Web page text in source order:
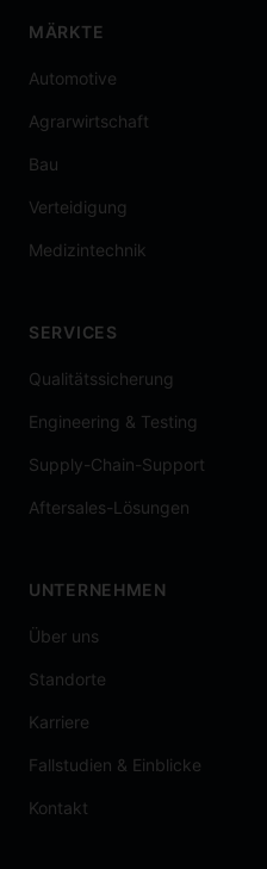
MÄRKTE
Automotive
Agrarwirtschaft
Bau
Verteidigung
Medizintechnik
SERVICES
Qualitätssicherung
Engineering & Testing
Supply-Chain-Support
Aftersales-Lösungen
UNTERNEHMEN
Über uns
Standorte
Karriere
Fallstudien & Einblicke
Kontakt